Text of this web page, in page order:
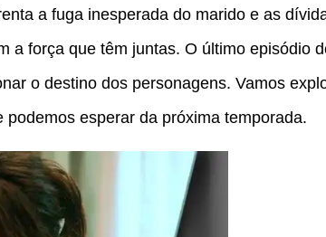
a fuga inesperada do marido e as
a força que têm juntas. O último episódio
o destino dos personagens. Vamos
esperar da próxima temporada.